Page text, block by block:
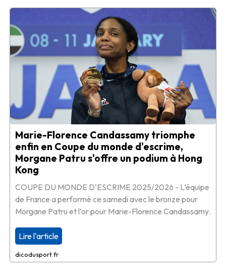
Marie-Florence Candassamy triomphe
enfin en Coupe du monde d'escrime,
Morgane Patru s'offre un podium à Hong
Kong
COUPE DU MONDE D'ESCRIME 2025/2026 - L’équipe
de France a performé ce samedi avec le bronze pour
Morgane Patru et l’or pour Marie-Florence Candassamy.
Lire l'article
dicodusport.fr